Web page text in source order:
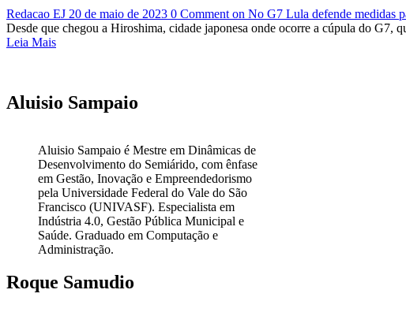
Redacao EJ 20 de maio de 2023 0 Comment on No G7 Lula defende medidas
Desde que chegou a Hiroshima, cidade japonesa onde ocorre a cúpula do G7,
Leia Mais
Aluisio Sampaio
Aluisio Sampaio é Mestre em Dinâmicas de
Desenvolvimento do Semiárido, com ênfase
em Gestão, Inovação e Empreendedorismo
pela Universidade Federal do Vale do São
Francisco (UNIVASF). Especialista em
Indústria 4.0, Gestão Pública Municipal e
Saúde. Graduado em Computação e
Administração.
Roque Samudio